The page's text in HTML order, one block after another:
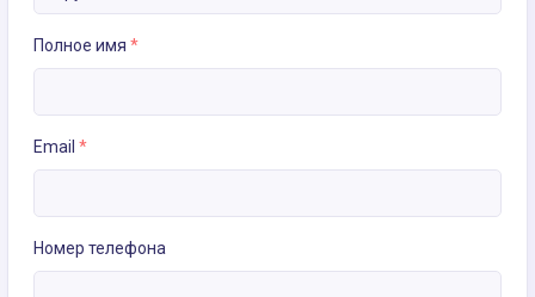
Полное имя *
Email *
Номер телефона